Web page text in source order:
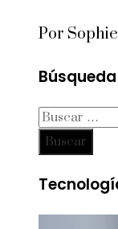
Por
Búsqueda
Buscar: